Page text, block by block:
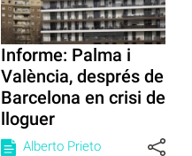
Informe: Palma i
València, després de
Barcelona en crisi de
lloguer
Alberto Prieto